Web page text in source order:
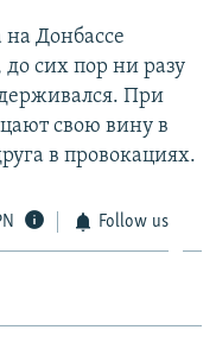
Донбассе
сих пор ни разу
При
свою вину в
в провокациях.
Follow us